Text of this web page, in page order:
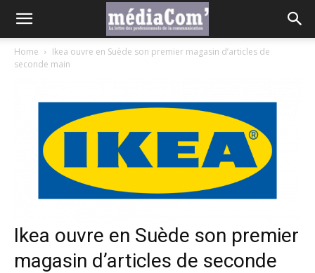
Home
Ikea ouvre en Suède son premier magasin d’articles de
seconde main
Ikea ouvre en Suède son premier
magasin d’articles de seconde